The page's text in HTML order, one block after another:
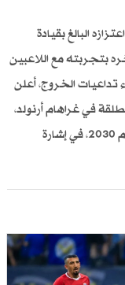
البالغ بقيادة
بتجربته مع اللاعبين
الخروج، أعلن
في غراهام أرنولد،
ممدداً عقده رسمياً ليتولى قيادة الفريق حتى عام 2030، في إشارة